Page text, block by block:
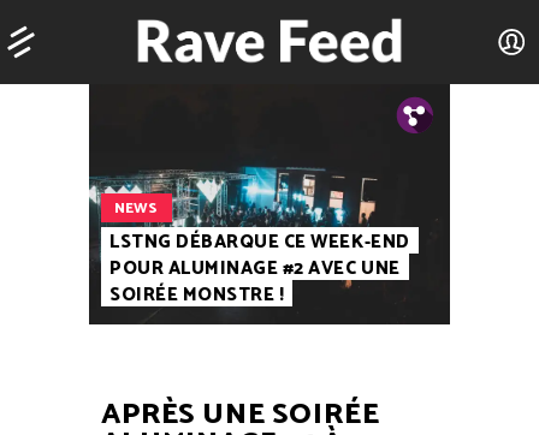
Fb.
Tw.
NEWS
LSTNG DÉBARQUE CE WEEK-END
POUR ALUMINAGE #2 AVEC UNE
SOIRÉE MONSTRE !
APRÈS UNE SOIRÉE